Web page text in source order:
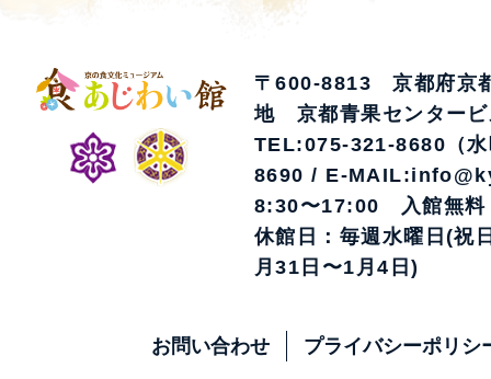
〒600-8813 京都府京
地 京都青果センタービ
TEL:075-321-8680（
8690 / E-
8:30〜17:00 入館無料
休館日：毎週水曜日(祝
月31日〜1月4日)
お問い合わせ プライバシーポリシ